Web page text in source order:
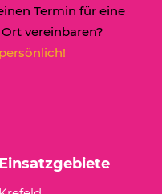
Termin für eine
vereinbaren?
Einsatzgebiete